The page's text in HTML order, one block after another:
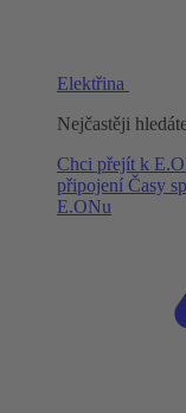
Elektřina
Nejčastěji
Chci přejít k
připojení Časy
E.ONu